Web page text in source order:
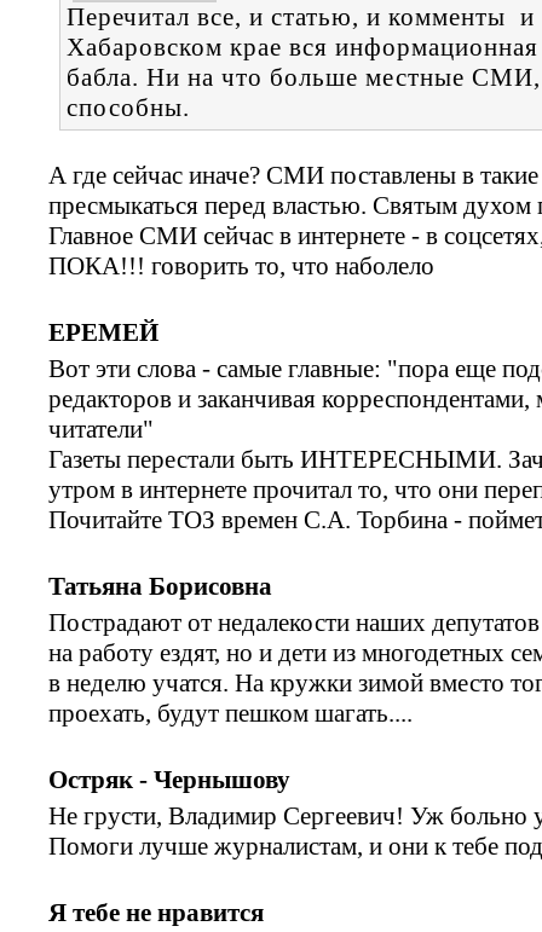
Перечитал все, и статью, и комменты
Хабаровском крае вся
бабла. Ни на что больше местные
способны.
А где сейчас иначе? СМИ поставлены в
пресмыкаться перед властью. Святым духом
Главное СМИ сейчас в интернете - в
ПОКА!!! говорить то, что наболело
ЕРЕМЕЙ
Вот эти слова - самые главные: "пора еще
редакторов и заканчивая
читатели"
Газеты перестали быть ИНТЕРЕСНЫМИ.
утром в интернете прочитал то, что они
Почитайте ТОЗ времен С.А. Торбина -
Татьяна Борисовна
Пострадают от недалекости наших
на работу ездят, но и дети из многодетных
в неделю учатся. На кружки зимой вместо
проехать, будут пешком шагать....
Остряк - Чернышову
Не грусти, Владимир Сергеевич! Уж больно
Помоги лучше журналистам, и они к тебе
Я тебе не нравится